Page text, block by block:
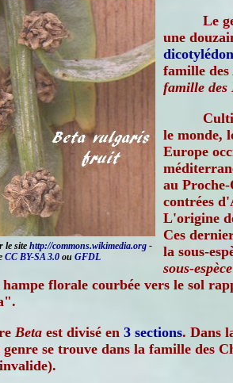
le site http://commons.wikimedia.org-
CC BY-SA 3.0ou GFDL
Le
une
famille des
famille des
le monde,
Europe
au
contrées
L'origine
Ces
la sous-
sous-
florale courbée vers le sol
Beta est divisé en 3 sections. Dans
se trouve dans la famille des